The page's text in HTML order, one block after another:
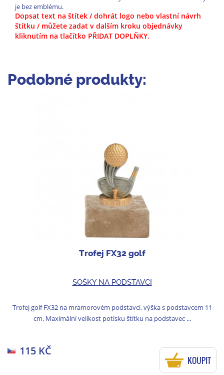
je bez emblému.
Dopsat text na štítek / dohrát logo nebo vlastní návrh
štítku / můžete zadat v dalším kroku objednávky
kliknutím na tlačítko PŘIDAT DOPLŇKY.
Podobné produkty:
Trofej FX32 golf
SOŠKY NA PODSTAVCI
Trofej golf FX32 na mramorovém podstavci, výška s podstavcem 11
cm. Maximální velikost potisku štítku na podstavec ...
115 KČ
KOUPIT